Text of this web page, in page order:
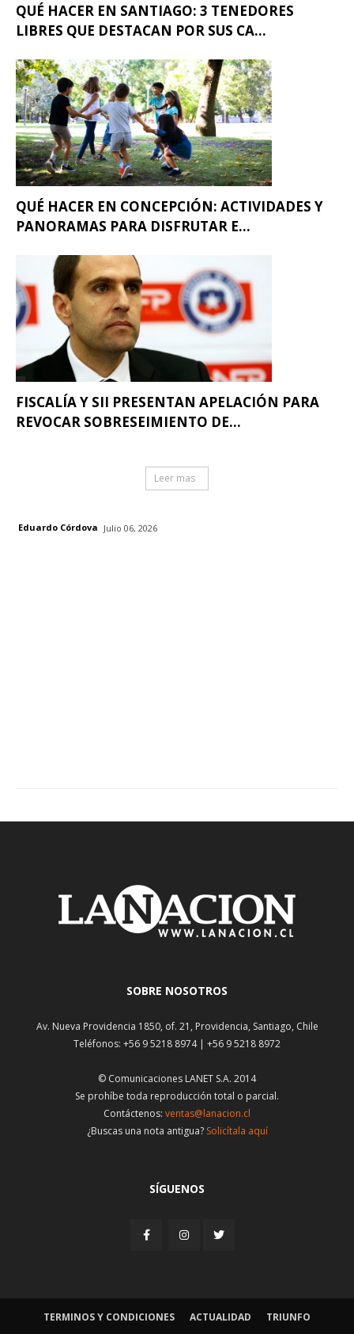
QUÉ HACER EN SANTIAGO: 3 TENEDORES
LIBRES QUE DESTACAN POR SUS CA...
QUÉ HACER EN CONCEPCIÓN: ACTIVIDADES Y
PANORAMAS PARA DISFRUTAR E...
FISCALÍA Y SII PRESENTAN APELACIÓN PARA
REVOCAR SOBRESEIMIENTO DE...
Leer mas
Eduardo Córdova Julio 06, 2026
SOBRE NOSOTROS
Av. Nueva Providencia 1850, of. 21, Providencia, Santiago, Chile
Teléfonos: +56 9 5218 8974 | +56 9 5218 8972
© Comunicaciones LANET S.A. 2014
Se prohíbe toda reproducción total o parcial.
Contáctenos: ventas@lanacion.cl
¿Buscas una nota antigua? Solicítala aquí
SÍGUENOS
TERMINOS Y CONDICIONES ACTUALIDAD TRIUNFO